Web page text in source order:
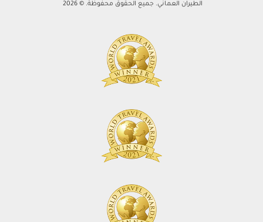
الطيران العماني. جميع الحقوق محفوظة. © 2026